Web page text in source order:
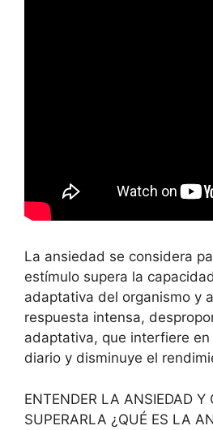
La ansiedad se considera
estímulo supera la
adaptativa del organismo y
respuesta intensa,
adaptativa, que interfiere
diario y disminuye el
ENTENDER LA ANSIEDAD Y
SUPERARLA ¿QUÉ ES LA